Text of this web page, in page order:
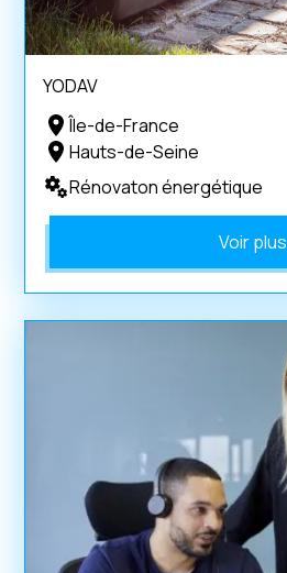
YODAV
Île-de-France
Hauts-de-Seine
Rénovaton énergétique
Voir plus